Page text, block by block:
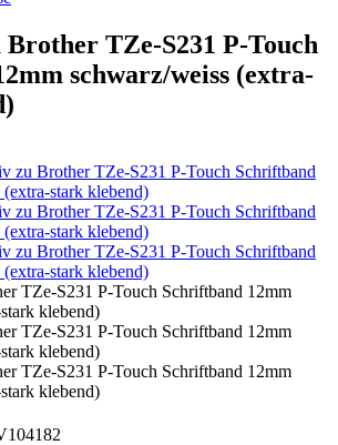
TZe-S231 P-Touch
schwarz/weiss (extra-